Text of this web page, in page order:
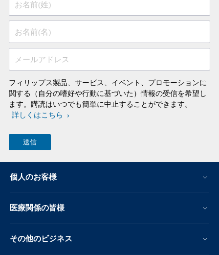
お名前(姓)
お名前(名)
メールアドレス
フィリップス製品、サービス、イベント、プロモーションに
関する（自分の嗜好や行動に基づいた）情報の受信を希望し
ます。購読はいつでも簡単に中止することができます。
詳しくはこちら
個人のお客様
医療関係の皆様
その他のビジネス